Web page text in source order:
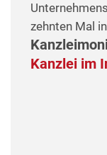
zehnten Mal
Kanzlei im